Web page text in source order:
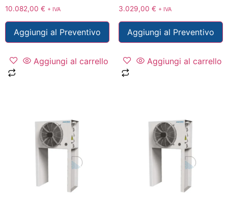
10.082,00 € + IVA
Aggiungi al Preventivo
Aggiungi al carrello
3.029,00 € + IVA
Aggiungi al Preventivo
Aggiungi al carrello